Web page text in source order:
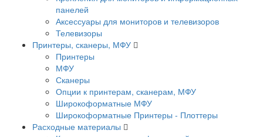
панелей
Аксессуары для мониторов и телевизоров
Телевизоры
Принтеры, сканеры, МФУ
Принтеры
МФУ
Сканеры
Опции к принтерам, сканерам, МФУ
Широкоформатные МФУ
Широкоформатные Принтеры - Плоттеры
Расходные материалы